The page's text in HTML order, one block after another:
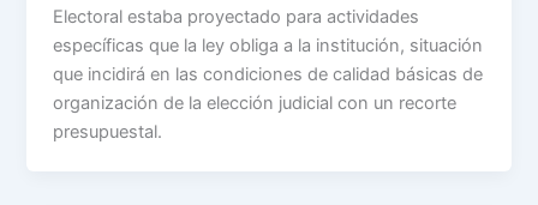
Electoral estaba proyectado para actividades
específicas que la ley obliga a la institución, situación
que incidirá en las condiciones de calidad básicas de
organización de la elección judicial con un recorte
presupuestal.